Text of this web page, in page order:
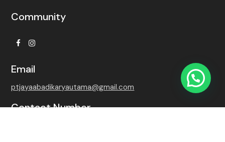
Community
FacebookInstagram
Email
ptjayaabadikaryautama@gmail.com
Contact Number